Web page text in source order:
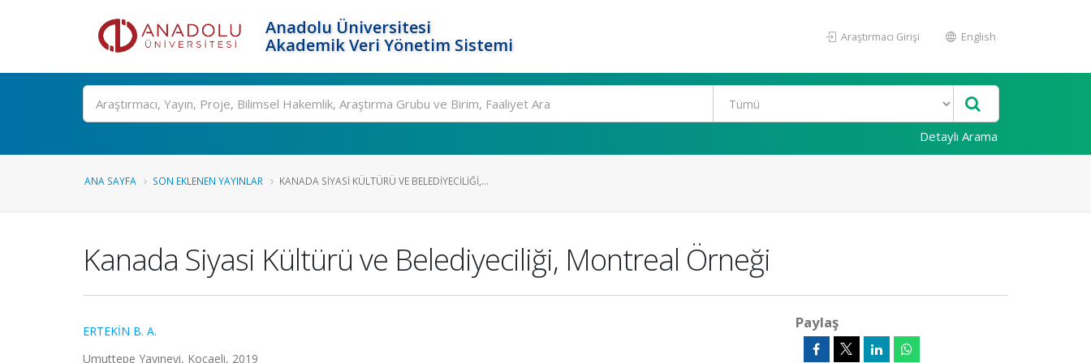
Anadolu Üniversitesi
Akademik Veri Yönetim Sistemi
Araştırmacı Girişi English
Ara
Detaylı Arama
ANA SAYFA SON EKLENEN YAYINLAR KANADA SIYASI KÜLTÜRÜ VE BELEDIYECILIĞI,...
Kanada Siyasi Kültürü ve Belediyeciliği, Montreal Örneği
ERTEKİN B. A.
Umuttepe Yayınevi, Kocaeli, 2019
Paylaş